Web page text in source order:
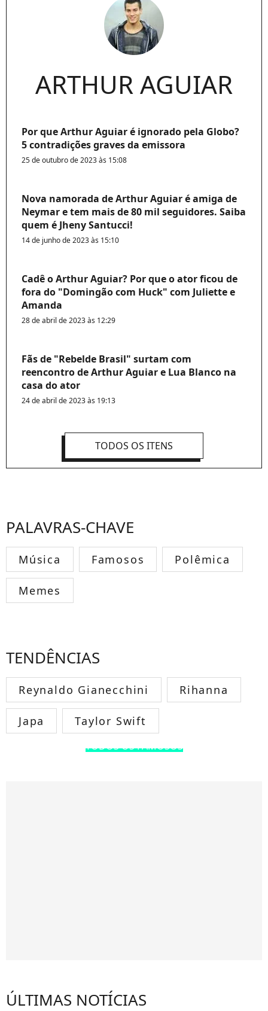
ARTHUR AGUIAR
Por que Arthur Aguiar é ignorado pela Globo?
5 contradições graves da emissora
25 de outubro de 2023 às 15:08
Nova namorada de Arthur Aguiar é amiga de
Neymar e tem mais de 80 mil seguidores. Saiba
quem é Jheny Santucci!
14 de junho de 2023 às 15:10
Cadê o Arthur Aguiar? Por que o ator ficou de
fora do "Domingão com Huck" com Juliette e
Amanda
28 de abril de 2023 às 12:29
Fãs de "Rebelde Brasil" surtam com
reencontro de Arthur Aguiar e Lua Blanco na
casa do ator
24 de abril de 2023 às 19:13
TODOS OS ITENS
PALAVRAS-CHAVE
Música Famosos Polêmica
Memes
TENDÊNCIAS
Reynaldo Gianecchini Rihanna
Japa Taylor Swift
TODOS OS FAMOSOS
ÚLTIMAS NOTÍCIAS